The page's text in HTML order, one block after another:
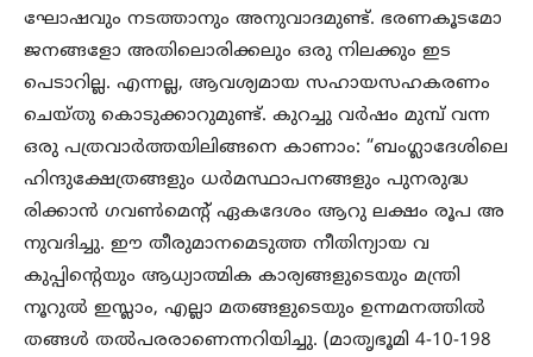
ഘോഷവും നടത്താനും അനുവാദമുണ്ട്. ഭരണകൂടമോ
ജനങ്ങളോ അതിലൊരിക്കലും ഒരു നിലക്കും ഇട
പെടാറില്ല. എന്നല്ല, ആവശ്യമായ സഹായസഹകരണം
ചെയ്തു കൊടുക്കാറുമുണ്ട്. കുറച്ചു വർഷം മുമ്പ് വന്ന
ഒരു പത്രവാർത്തയിലിങ്ങനെ കാണാം: “ബംഗ്ലാദേശിലെ
ഹിന്ദുക്ഷേത്രങ്ങളും ധർമസ്ഥാപനങ്ങളും പുനരുദ്ധ
രിക്കാൻ ഗവൺമെന്റ് ഏകദേശം ആറു ലക്ഷം രൂപ അ
നുവദിച്ചു. ഈ തീരുമാനമെടുത്ത നീതിന്യായ വ
കുപ്പിന്റെയും ആധ്യാത്മിക കാര്യങ്ങളുടെയും മന്ത്രി
നൂറുൽ ഇസ്ലാം, എല്ലാ മതങ്ങളുടെയും ഉന്നമനത്തിൽ
തങ്ങൾ തൽപരരാണെന്നറിയിച്ചു. (മാതൃഭൂമി 4-10-198